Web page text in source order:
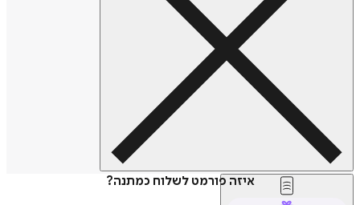
איזה פורמט לשלוח כמתנה?